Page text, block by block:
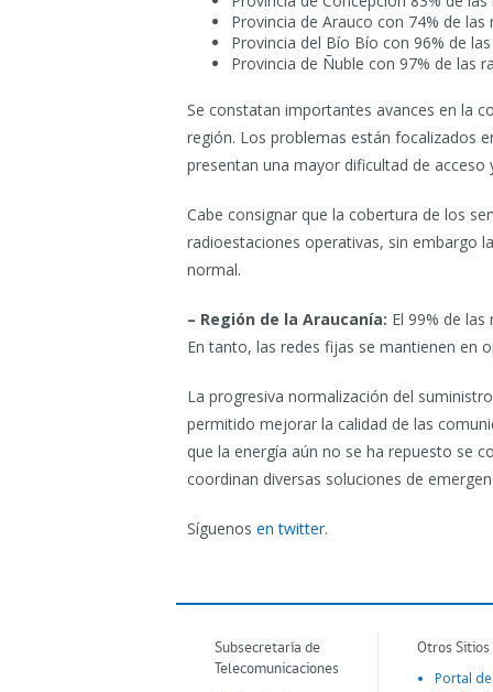
Provincia de Arauco con 74% de
Provincia del Bío Bío con 96% de
Provincia de Ñuble con 97% de las
Se constatan importantes avances en la
región. Los problemas están focalizados
presentan una mayor dificultad de acceso
Cabe consignar que la cobertura de los
radioestaciones operativas, sin embargo
normal.
– Región de la Araucanía: El 99% de
En tanto, las redes fijas se mantienen en
La progresiva normalización del
permitido mejorar la calidad de las
que la energía aún no se ha repuesto se
coordinan diversas soluciones de
Síguenos en twitter.
Subsecretaría de
Telecomunicaciones
Otros
Portal